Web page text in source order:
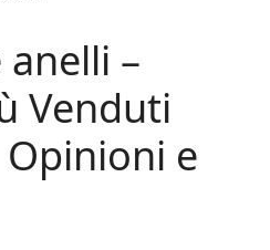
–
Venduti
e